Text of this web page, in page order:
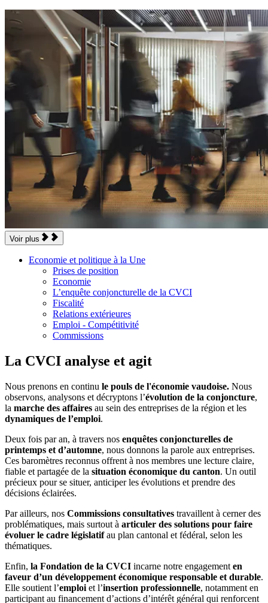
Voir plus
Economie et politique à la Une
Prises de position
Economie
L’enquête conjoncturelle de la CVCI
Fiscalité
Relations extérieures
Emploi - Compétitivité
Commissions
La CVCI analyse et agit
Nous prenons en continu le pouls de l'économie vaudoise. Nous
observons, analysons et décryp­tons l’évolution de la conjoncture,
la marche des affaires au sein des entreprises de la région et les
dynamiques de l’emploi.
Deux fois par an, à travers nos enquêtes conjoncturelles de
printemps et d’automne, nous donnons la parole aux entreprises.
Ces baromètres reconnus offrent à nos membres une lecture claire,
fiable et partagée de la situation économique du canton. Un outil
précieux pour se situer, anticiper les évolutions et prendre des
décisions éclairées.
Par ailleurs, nos Commissions consultatives travaillent à cerner des
problématiques, mais surtout à articuler des solutions pour faire
évoluer le cadre législatifau plan cantonal et fédéral, selon les
thématiques.
Enfin, la Fondation de la CVCI incarne notre engagement en
faveur d’un développement économique responsable et durable.
Elle soutient l’emploi et l’insertion professionnelle, notamment en
participant au financement d’actions d’intérêt général qui renforcent